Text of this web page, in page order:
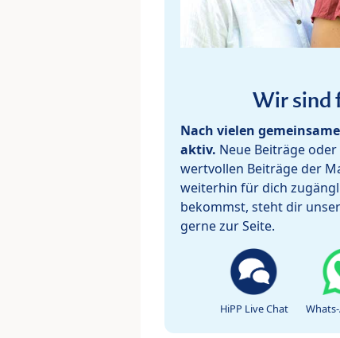
Wir sind
Nach vielen
aktiv. Neue Beiträge
wertvollen Beiträge der
weiterhin für dich
bekommst, steht dir unser
gerne zur Seite.
HiPP Live Chat